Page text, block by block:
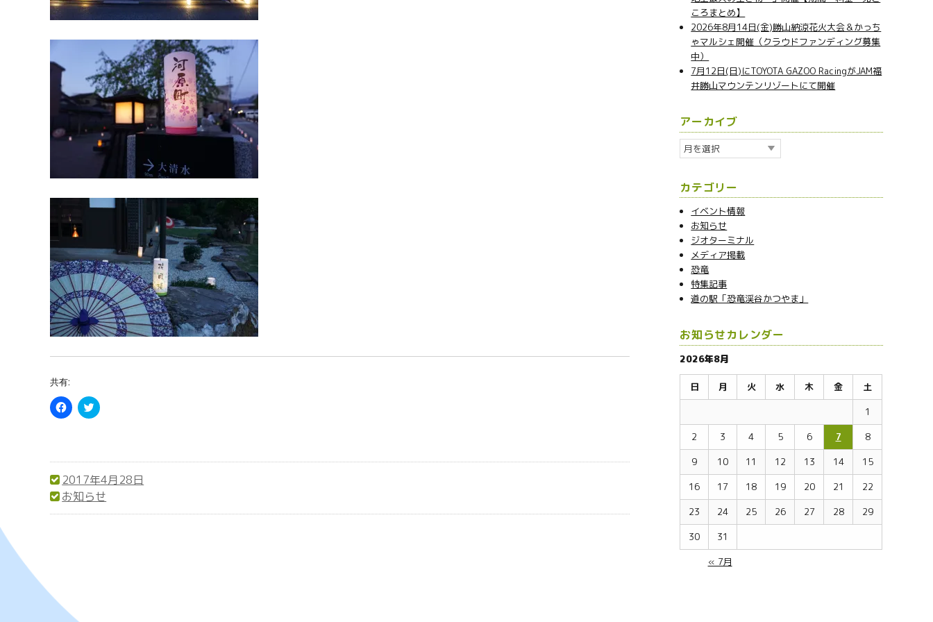
共有:
F
a
o
で
共
有
す
る
さ
C
l
o
h
a
r
e
o
投
稿
2017年4月28日
カ
お知らせ
ころまとめ】
2026年8月14日(金)勝山納涼花火大会＆かっち
ゃマルシェ開催（クラウドファンディング募集
中）
7月12日(日)にTOYOTA GAZOO RacingがJAM福
井勝山マウンテンリゾートにて開催
アーカイブ
ア
ー
イ
カテゴリー
イベント情報
お知らせ
ジオターミナル
メディア掲載
恐竜
特集記事
道の駅「恐竜渓谷かつやま」
お知らせカレンダー
2026年8月
日 月 火 水 木 金
土
1
2
3 4 5 6 7
8
9
10 11 12 13 14
15
16
17 18 19 20 21
22
23
24 25 26 27 28
29
30
31
« 7月